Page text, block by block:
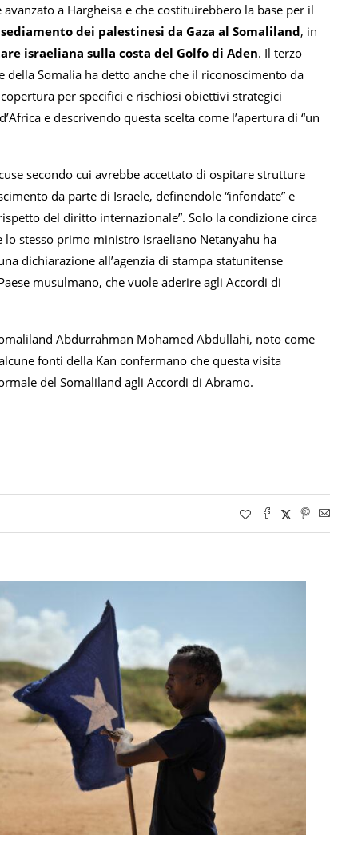
a Hargheisa e che costituirebbero la base per il
dei palestinesi da Gaza al Somaliland, in
israeliana sulla costa del Golfo di Aden. Il terzo
della Somalia ha detto anche che il riconoscimento da
per specifici e rischiosi obiettivi strategici
e descrivendo questa scelta come l’apertura di “un
secondo cui avrebbe accettato di ospitare strutture
da parte di Israele, definendole “infondate” e
del diritto internazionale”. Solo la condizione circa
lo stesso primo ministro israeliano Netanyahu ha
dichiarazione all’agenzia di stampa statunitense
musulmano, che vuole aderire agli Accordi di
Abdurrahman Mohamed Abdullahi, noto come
fonti della Kan confermano che questa visita
del Somaliland agli Accordi di Abramo.